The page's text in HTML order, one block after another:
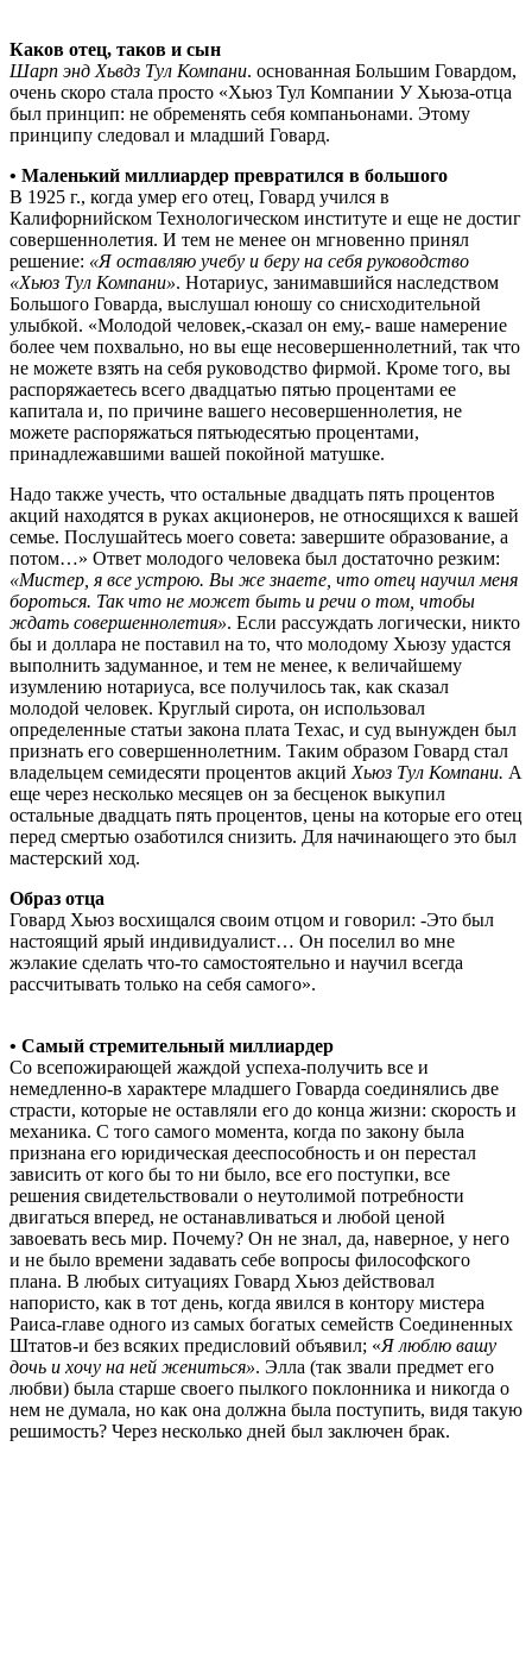
Каков отец, таков и сын
Шарп энд Хьвдз Тул Компани. основанная Большим Говардом,
очень скоро стала просто «Хьюз Тул Компании У Хьюза-отца
был принцип: не обременять себя компаньонами. Этому
принципу следовал и младший Говард.
• Маленький миллиардер превратился в большого
В 1925 г., когда умер его отец, Говард учился в
Калифорнийском Технологическом институте и еще не достиг
совершеннолетия. И тем не менее он мгновенно принял
решение: «Я оставляю учебу и беру на себя руководство
«Хьюз Тул Компани». Нотариус, занимавшийся наследством
Большого Говарда, выслушал юношу со снисходительной
улыбкой. «Молодой человек,-сказал он ему,- ваше намерение
более чем похвально, но вы еще несовершеннолетний, так что
не можете взять на себя руководство фирмой. Кроме того, вы
распоряжаетесь всего двадцатью пятью процентами ее
капитала и, по причине вашего несовершеннолетия, не
можете распоряжаться пятьюдесятью процентами,
принадлежавшими вашей покойной матушке.
Надо также учесть, что остальные двадцать пять процентов
акций находятся в руках акционеров, не относящихся к вашей
семье. Послушайтесь моего совета: завершите образование, а
потом…» Ответ молодого человека был достаточно резким:
«Мистер, я все устрою. Вы же знаете, что отец научил меня
бороться. Так что не может быть и речи о том, чтобы
ждать совершеннолетия». Если рассуждать логически, никто
бы и доллара не поставил на то, что молодому Хьюзу удастся
выполнить задуманное, и тем не менее, к величайшему
изумлению нотариуса, все получилось так, как сказал
молодой человек. Круглый сирота, он использовал
определенные статьи закона плата Техас, и суд вынужден был
признать его совершеннолетним. Таким образом Говард стал
владельцем семидесяти процентов акцийХьюз Тул Компани. А
еще через несколько месяцев он за бесценок выкупил
остальные двадцать пять процентов, цены на которые его отец
перед смертью озаботился снизить. Для начинающего это был
мастерский ход.
Образ отца
Говард Хьюз восхищался своим отцом и говорил: -Это был
настоящий ярый индивидуалист… Он поселил во мне
жэлакие сделать что-то самостоятельно и научил всегда
рассчитывать только на себя самого».
• Самый стремительный миллиардер
Со всепожирающей жаждой успеха-получить все и
немедленно-в характере младшего Говарда соединялись две
страсти, которые не оставляли его до конца жизни: скорость и
механика. С того самого момента, когда по закону была
признана его юридическая дееспособность и он перестал
зависить от кого бы то ни было, все его поступки, все
решения свидетельствовали о неутолимой потребности
двигаться вперед, не останавливаться и любой ценой
завоевать весь мир. Почему? Он не знал, да, наверное, у него
и не было времени задавать себе вопросы философского
плана. В любых ситуациях Говард Хьюз действовал
напористо, как в тот день, когда явился в контору мистера
Раиса-главе одного из самых богатых семейств Соединенных
Штатов-и без всяких предисловий объявил; «Я люблю вашу
дочь и хочу на ней жениться». Элла (так звали предмет его
любви) была старше своего пылкого поклонника и никогда о
нем не думала, но как она должна была поступить, видя такую
решимость? Через несколько дней был заключен брак.